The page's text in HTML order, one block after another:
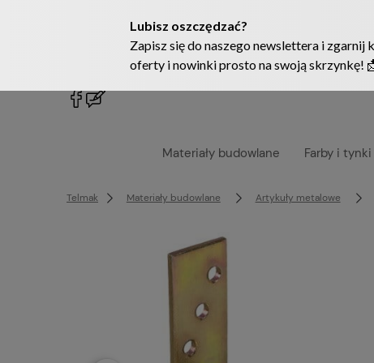
222905958 sklep@telmak.pl
Materiały budowlane Farby i tynki
Telmak Materiały budowlane Artykuły metalowe